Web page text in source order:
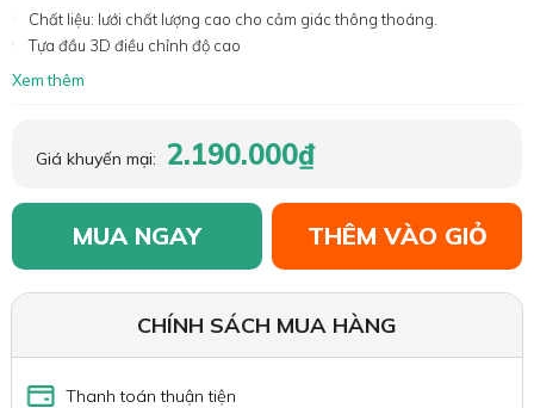
Chất liệu: lưới chất lượng cao cho cảm giác thông thoáng.
Tựa đầu 3D điều chỉnh độ cao
Xem thêm
Giá khuyến mại: 2.190.000₫
MUA NGAY THÊM VÀO GIỎ
CHÍNH SÁCH MUA HÀNG
Thanh toán thuận tiện